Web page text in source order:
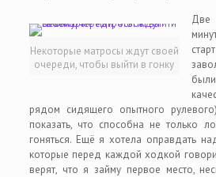
Некоторые матросы ждут своей
очереди, чтобы выйти в гонку
Две
рядом сидящего опытного
показать, что способна не только
гоняться. Ещё я хотела оправдать
которые перед каждой ходкой
верят, что я займу первое место,